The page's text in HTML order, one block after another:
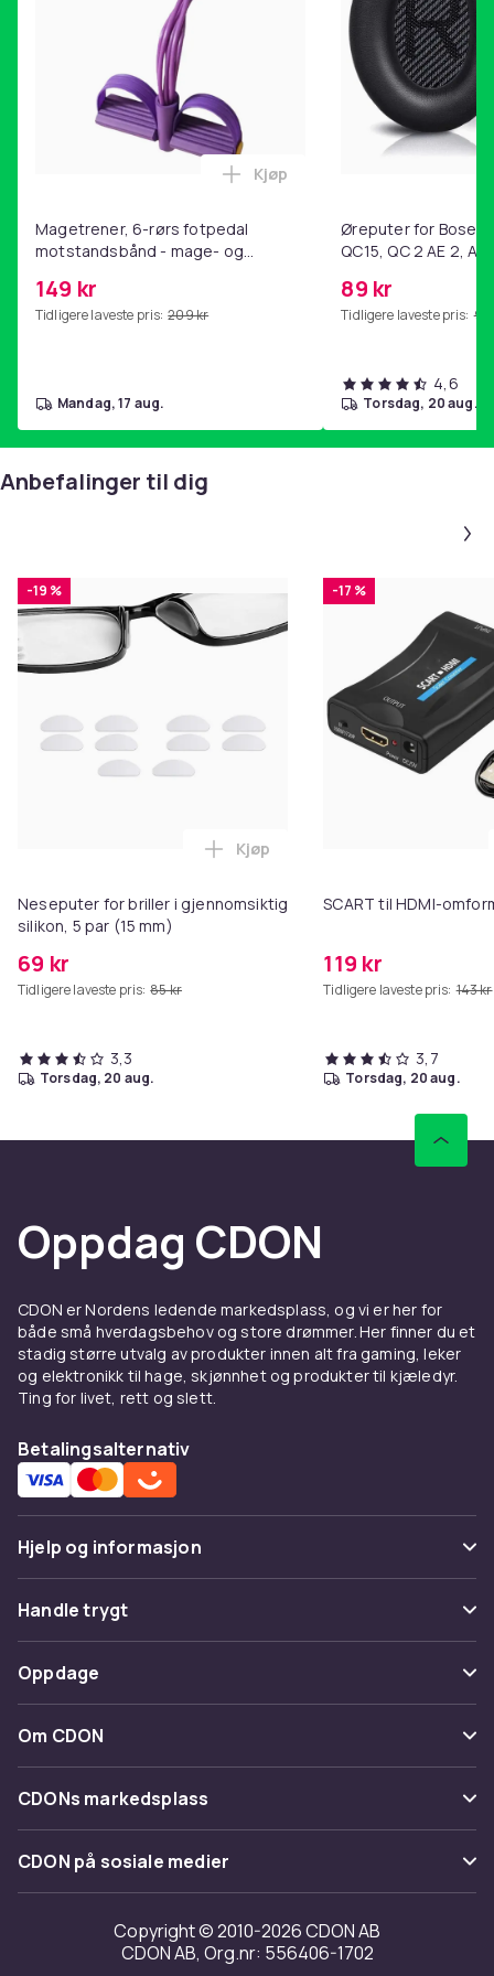
Vekt, gram
fad29f22-140f-5c42-baa6-eb19101acf65
Magetrener, 6-rørs fotpedal
motstandsbånd - mage- og
hjemmegymnastikk Purple
149 kr
Tidligere laveste pris: 209 kr
Legg Magetrener, 6-rørs
Kjøp
mandag, 17 aug.
Øreputer for Bose
QC15, QC 2 AE 2, AE
89 kr
Tidligere laveste pris: 99
4,6
torsdag, 20 aug.
Anbefalinger til dig
-19 %
Neseputer for briller i gjennomsiktig
silikon, 5 par (15 mm)
69 kr
Tidligere laveste pris: 85 kr
Legg Neseputer for briller i
Kjøp
3,3
torsdag, 20 aug.
-17 %
SCART til HDMI-
119 kr
Tidligere laveste pris: 143 kr
3,7
torsdag, 20 aug.
Oppdag CDON
CDON er Nordens ledende markedsplass, og vi er her for
både små hverdagsbehov og store drømmer. Her finner du et
stadig større utvalg av produkter innen alt fra gaming, leker
og elektronikk til hage, skjønnhet og produkter til kjæledyr.
Ting for livet, rett og slett.
Betalingsalternativ
Hjelp og informasjon
Vanlige spørsmål
Spor pakke
Angre & returner her
Kontakt oss
Handle trygt
Betaling
Levering
Tilbakekallinger
Oppdage
Kategorier
Varemerker
Om CDON
Om oss
Kundeanmeldelser
Jobbe på CDON
Investor relations
Tilgjengelighet
CDONs markedsplass
Merchant Help Center
CDON på sosiale medier
Copyright © 2010-2026 CDON AB
CDON AB, Org.nr: 556406-1702